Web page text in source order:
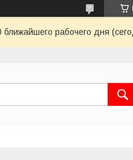
рабочего дня